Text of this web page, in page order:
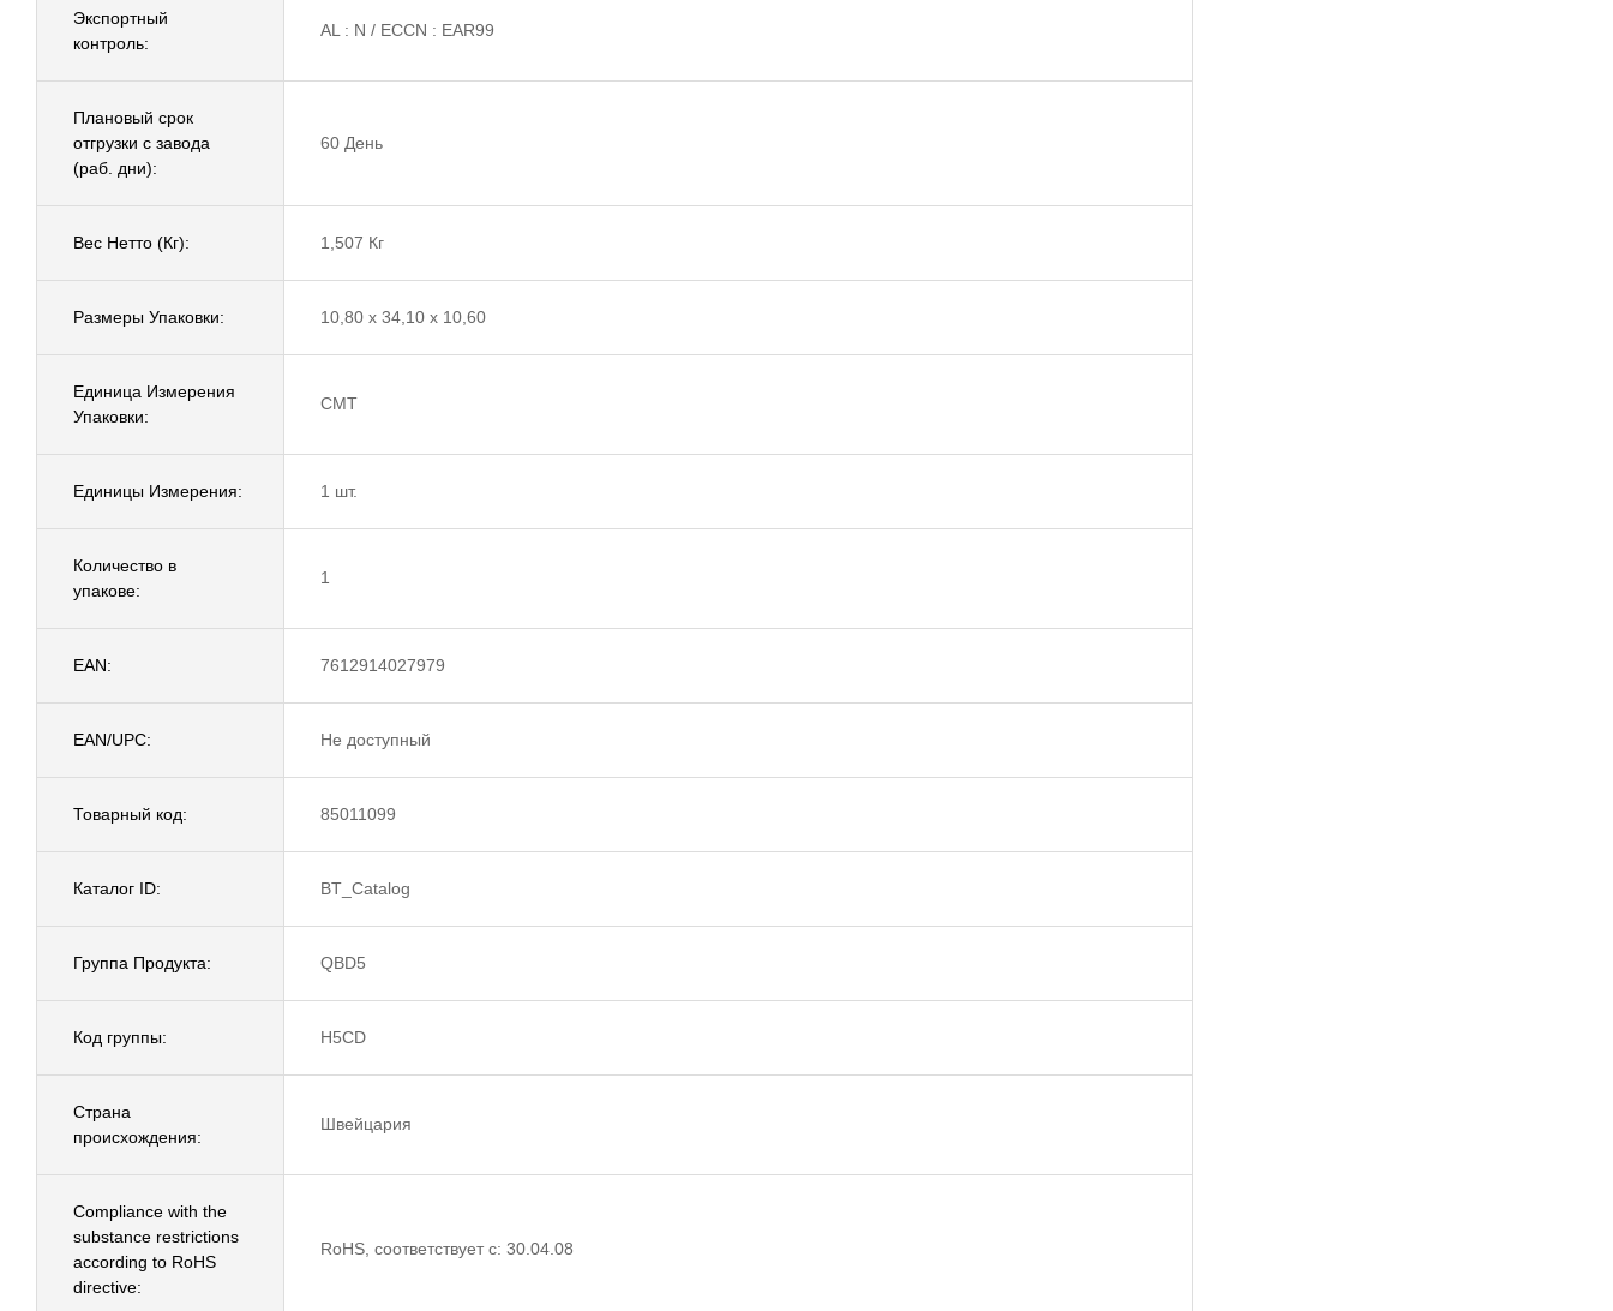
Экспортный
контроль:
AL : N / ECCN : EAR99
Плановый срок
отгрузки с завода
(раб. дни):
60 День
Вес Нетто (Кг): 1,507 Кг
Размеры Упаковки: 10,80 x 34,10 x 10,60
Единица Измерения
Упаковки:
CMT
Единицы Измерения: 1 шт.
Количество в
упакове:
1
EAN: 7612914027979
EAN/UPC: Не доступный
Товарный код: 85011099
Каталог ID: BT_Catalog
Группа Продукта: QBD5
Код группы: H5CD
Страна
происхождения:
Швейцария
Compliance with the
substance restrictions
according to RoHS
directive:
RoHS, соответствует с: 30.04.08